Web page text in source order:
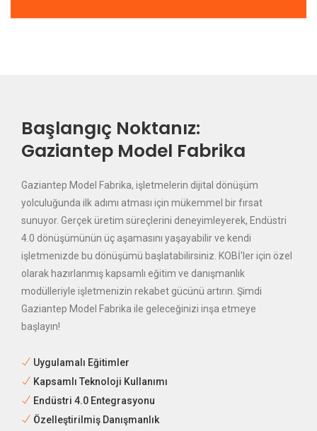
Başlangıç Noktanız:
Gaziantep Model Fabrika
Gaziantep Model Fabrika, işletmelerin dijital dönüşüm
yolculuğunda ilk adımı atması için mükemmel bir fırsat
sunuyor. Gerçek üretim süreçlerini deneyimleyerek, Endüstri
4.0 dönüşümünün üç aşamasını yaşayabilir ve kendi
işletmenizde bu dönüşümü başlatabilirsiniz. KOBİ'ler için özel
olarak hazırlanmış kapsamlı eğitim ve danışmanlık
modülleriyle işletmenizin rekabet gücünü artırın. Şimdi
Gaziantep Model Fabrika ile geleceğinizi inşa etmeye
başlayın!
Uygulamalı Eğitimler
Kapsamlı Teknoloji Kullanımı
Endüstri 4.0 Entegrasyonu
Özelleştirilmiş Danışmanlık